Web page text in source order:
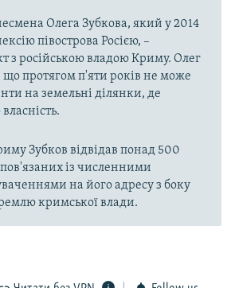
Олега Зубкова, який у 2014
півострова Росією, –
з російською владою Криму. Олег
що протягом п'яти років не може
на земельні ділянки, де
Зубков відвідав понад 500
пов'язаних із численними
на його адресу з боку
кримської влади.